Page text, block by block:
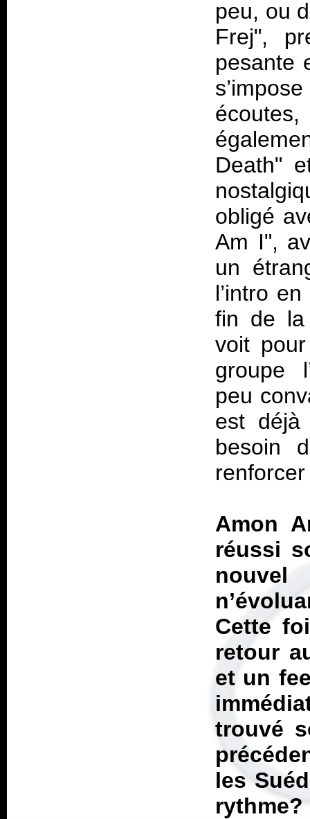
peu, ou
Frej",
pesante
Death"
obligé
Am I",
un
l’intro
fin de la
voit
groupe
peu
est déjà
besoin
Amon
réussi
Cette
retour
et un
trouvé
les
rythme?